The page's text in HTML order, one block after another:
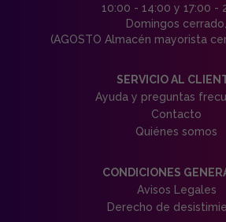
10:00 - 14:00 y 17:00 -
Domingos cerrado.
(AGOSTO Almacén mayorista
SERVICIO AL
Ayuda y preguntas
Contacto
Quiénes somos
CONDICIONES
Avisos Legales
Derecho de